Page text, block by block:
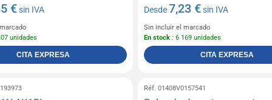
€sin IVA
unidades
CITA EXPRESA
Desde7,23 €sin IVA
Sin incluir el marcado
En stock: 6 169 unidades
CITA EXPRESA
Réf. 01408V0157541